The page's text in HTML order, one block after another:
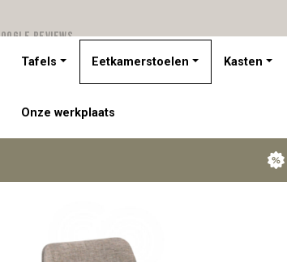
Reviews
Tafels Eetkamerstoelen Kasten
Onze werkplaats